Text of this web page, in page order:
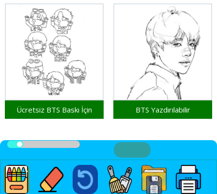
Ücretsiz BTS Baskı İçin BTS Yazdırılabilir